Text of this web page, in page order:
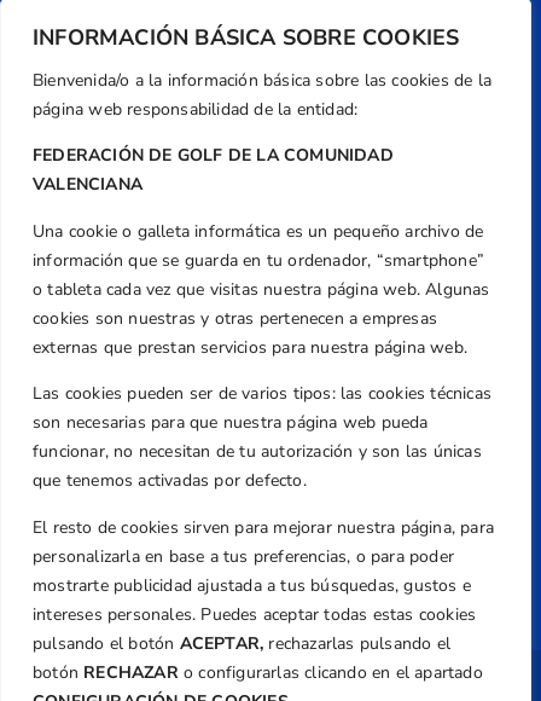
INFORMACIÓN BÁSICA SOBRE COOKIES
Bienvenida/o a la información básica sobre las cookies de la
página web responsabilidad de la entidad:
FEDERACIÓN DE GOLF DE LA COMUNIDAD
VALENCIANA
Una cookie o galleta informática es un pequeño archivo de
información que se guarda en tu ordenador, “smartphone”
o tableta cada vez que visitas nuestra página web. Algunas
cookies son nuestras y otras pertenecen a empresas
externas que prestan servicios para nuestra página web.
Las cookies pueden ser de varios tipos: las cookies técnicas
son necesarias para que nuestra página web pueda
funcionar, no necesitan de tu autorización y son las únicas
que tenemos activadas por defecto.
El resto de cookies sirven para mejorar nuestra página, para
personalizarla en base a tus preferencias, o para poder
mostrarte publicidad ajustada a tus búsquedas, gustos e
intereses personales. Puedes aceptar todas estas cookies
pulsando el botón ACEPTAR, rechazarlas pulsando el
botón RECHAZARo configurarlas clicando en el apartado
Dirección
Centre de L´Esport, Carrer d'Isaac Peral i
Caballero, Nº 5, Despachos 2 y 3, 46980,
+34 961 367 799
federacion@golfcv.com
Aviso Legal
Política de Privacidad
Transparencia
Normativa
Revista